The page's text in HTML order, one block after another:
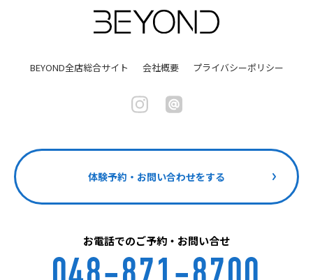
BEYOND全店総合サイト 会社概要 プライバシーポリシー
体験予約・お問い合わせをする
お電話でのご予約・お問い合せ